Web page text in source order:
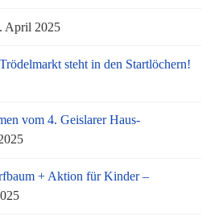
April 2025
steht in den Startlöchern!
vom 4. Geislarer Haus-
+ Aktion für Kinder –